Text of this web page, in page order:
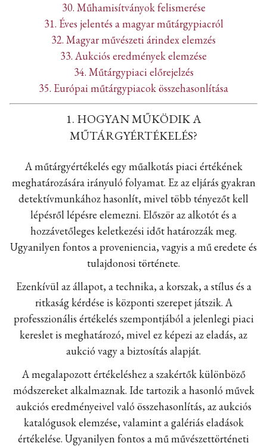
30. Műhamisítványok felismerése
31. Éves jelentés a magyar műtárgypiacról
32. Magyar művészeti árindex elemzés
33. Aukciós eredmények elemzése
34. Műtárgypiaci előrejelzés
35. Európai műtárgypiacok összehasonlítása
1. HOGYAN MŰKÖDIK A
MŰTÁRGYÉRTÉKELÉS?
A műtárgyértékelés egy műalkotás piaci értékének
meghatározására irányuló folyamat. Ez az eljárás gyakran
detektívmunkához hasonlít, mivel több tényezőt kell
lépésről lépésre elemezni. Először az alkotót és a
hozzávetőleges keletkezési időt határozzák meg.
Ugyanilyen fontos a proveniencia, vagyis a mű eredete és
tulajdonosi története.
Ezenkívül az állapot, a technika, a korszak, a stílus és a
ritkaság kérdése is központi szerepet játszik. A
professzionális értékelés szempontjából a jelenlegi piaci
kereslet is meghatározó, mivel ez képezi az eladás, az
aukció vagy a biztosítás alapját.
A megalapozott értékeléshez a szakértők különböző
módszereket alkalmaznak. Ide tartozik a hasonló művek
aukciós eredményeivel való összehasonlítás, az aukciós
katalógusok elemzése, valamint a galériás eladások
értékelése. Ugyanilyen fontos a mű művészettörténeti